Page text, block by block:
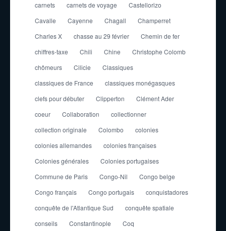
carnets
carnets de voyage
Castellorizo
Cavalle
Cayenne Chagall
Champerret
Charles X
chasse au 29 février
Chemin de fer
chiffres-taxe
Chili Chine
Christophe Colomb
chômeurs
Cilicie
Classiques
classiques de France
classiques monégasques
clefs pour débuter
Clipperton
Clément Ader
coeur
Collaboration
collectionner
collection originale
Colombo
colonies
colonies allemandes
colonies françaises
Colonies générales
Colonies portugaises
Commune de Paris
Congo-Nil
Congo belge
Congo français
Congo portugais
conquistadores
conquête de l'Atlantique Sud
conquête spatiale
conseils
Constantinople
Coq